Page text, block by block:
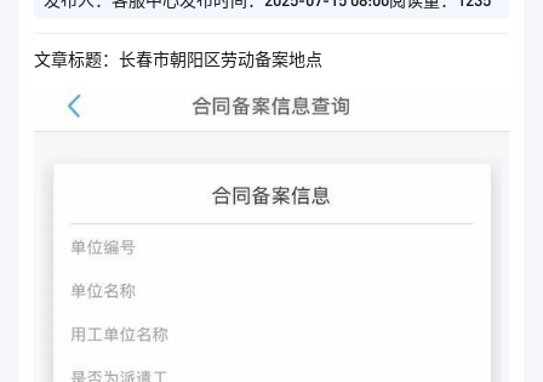
文章标题：长春市朝阳区劳动备案地点